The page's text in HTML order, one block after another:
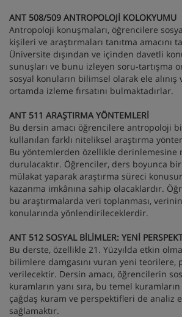
ANT 508/509 ANTROPOLOJİ KOLOKYUMU
Antropoloji konuşmaları, öğrencilere
kişileri ve araştırmaları tanıtma amacını
Üniversite dışından ve içinden davetli
sunuşları ve bunu izleyen soru-tartışma
sosyal konuların bilimsel olarak ele
ortamda izleme fırsatını bulmaktadırlar.
ANT 511 ARAŞTIRMA YÖNTEMLERİ
Bu dersin amacı öğrencilere antropoloji
kullanılan farklı niteliksel araştırma
Bu yöntemlerden özellikle derinlemesine
durulacaktır. Öğrenciler, ders boyunca
mülakat yaparak araştırma süreci
kazanma imkânına sahip olacaklardır.
bu araştırmalarda veri toplanması,
konularında yönlendirileceklerdir.
ANT 512 SOSYAL BİLİMLER: YENİ
Bu derste, özellikle 21. Yüzyılda etkin
bilimlere damgasını vuran yeni teorilere,
verilecektir. Dersin amacı, öğrencilerin
kuramların yanı sıra, bu temel
çağdaş kuram ve perspektifleri de analiz
sağlamaktır.